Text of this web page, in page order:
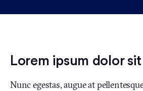
Lorem ipsum dolor
Nunc egestas, augue at